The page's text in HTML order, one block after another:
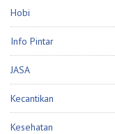
Hobi
Info Pintar
JASA
Kecantikan
Kesehatan